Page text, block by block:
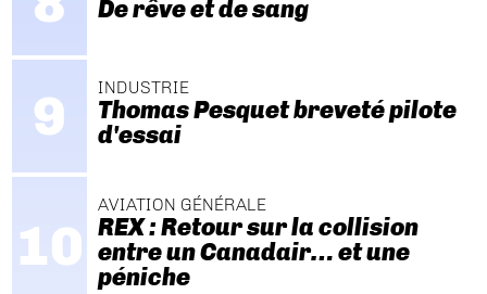
De rêve et de sang
INDUSTRIE
Thomas Pesquet breveté pilote
d'essai
AVIATION GÉNÉRALE
REX : Retour sur la collision
entre un Canadair… et une
péniche